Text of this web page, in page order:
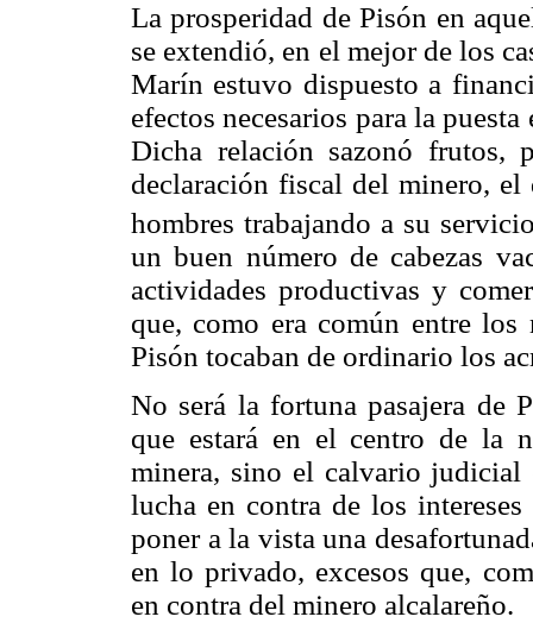
La prosperidad de Pisón en
se extendió, en el mejor de los
Marín estuvo dispuesto a
efectos necesarios para la
Dicha relación sazonó frutos,
declaración fiscal del minero, el
hombres trabajando a su
un buen número de cabezas
actividades productivas y
que, como era común entre
Pisón tocaban de ordinario los
No será la fortuna pasajera de
que estará en el centro de la
minera, sino el calvario judicial
lucha en contra de los
poner a la vista una
en lo privado, excesos que,
en contra del minero alcalareño.